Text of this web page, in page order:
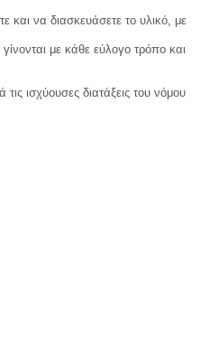
και να διασκευάσετε το υλικό, με
με κάθε εύλογο τρόπο και
ισχύουσες διατάξεις του νόμου